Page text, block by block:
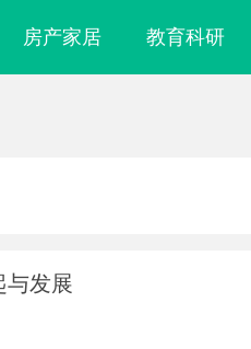
房产家居 教育科研
与发展